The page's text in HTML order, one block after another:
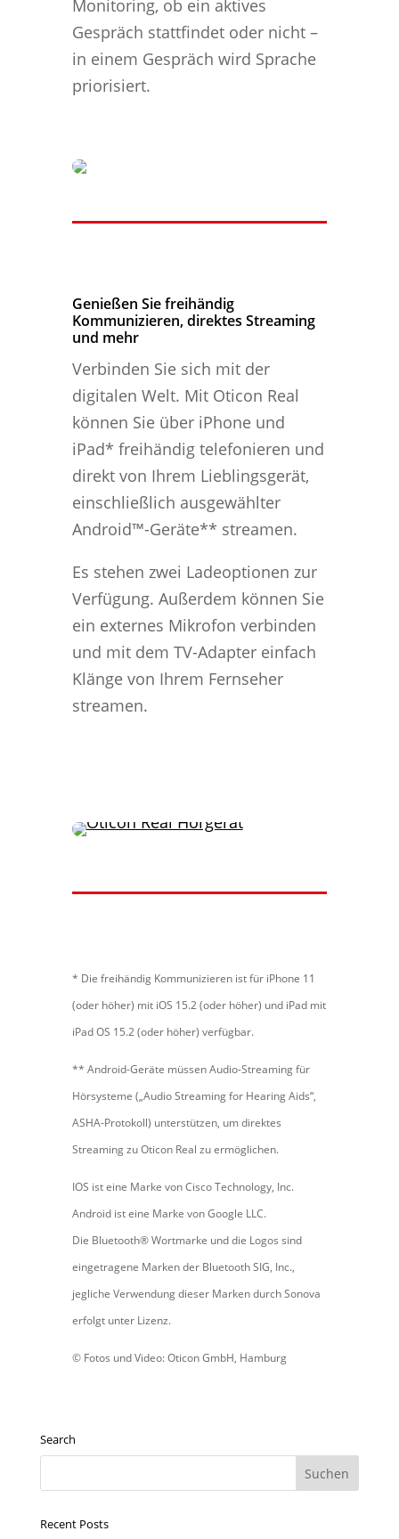
Monitoring, ob ein aktives
Gespräch stattfindet oder nicht –
in einem Gespräch wird Sprache
priorisiert.
Genießen Sie freihändig
Kommunizieren, direktes Streaming
und mehr
Verbinden Sie sich mit der
digitalen Welt. Mit Oticon Real
können Sie über iPhone und
iPad* freihändig telefonieren und
direkt von Ihrem Lieblingsgerät,
einschließlich ausgewählter
Android™-Geräte** streamen.
Es stehen zwei Ladeoptionen zur
Verfügung. Außerdem können Sie
ein externes Mikrofon verbinden
und mit dem TV-Adapter einfach
Klänge von Ihrem Fernseher
streamen.
* Die freihändig Kommunizieren ist für iPhone 11
(oder höher) mit iOS 15.2 (oder höher) und iPad mit
iPad OS 15.2 (oder höher) verfügbar.
** Android-Geräte müssen Audio-Streaming für
Hörsysteme („Audio Streaming for Hearing Aids“,
ASHA-Protokoll) unterstützen, um direktes
Streaming zu Oticon Real zu ermöglichen.
IOS ist eine Marke von Cisco Technology, Inc.
Android ist eine Marke von Google LLC.
Die Bluetooth® Wortmarke und die Logos sind
eingetragene Marken der Bluetooth SIG, Inc.,
jegliche Verwendung dieser Marken durch Sonova
erfolgt unter Lizenz.
© Fotos und Video: Oticon GmbH, Hamburg
Search
nach:
Recent Posts